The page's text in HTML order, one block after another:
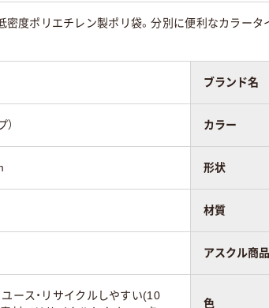
度ポリエチレン
度ポリエチレン製ポリ袋。分別に便利なカラータ
ブランド名
カラー
形状
材質
アスクル商
ース・リサイクルしやすい(10
色